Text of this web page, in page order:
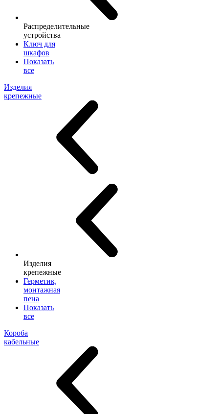
Распределительные
устройства
Ключ для
шкафов
Показать
все
Изделия
крепежные
Изделия
крепежные
Герметик,
монтажная
пена
Показать
все
Короба
кабельные